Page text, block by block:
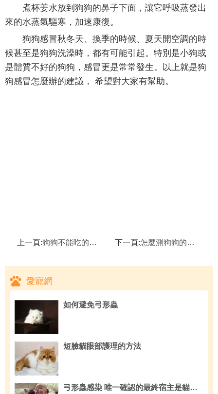
煮杯姜水放到狗狗的鼻子下面，讓它呼吸蒸發出
來的水蒸氣驅寒，加速康復。
狗狗感冒秋冬天、換季的時候、夏天開空調的時
候甚至是狗狗洗澡時，都有可能引起。特別是小狗或
是體質不好的狗狗，感冒更是常常發生。以上就是狗
狗感冒怎麼辦的建議， 希望對大家有幫助。
上一頁:狗狗不能吃的六種食物 骨頭肝髒蔥巧克力海鮮 下一頁:怎麼測狗狗的智商
愛寵網
如何避免弓形蟲
短臉貓眼部護理的方法
弓形蟲感染 唯一確認的最終宿主是貓科動物